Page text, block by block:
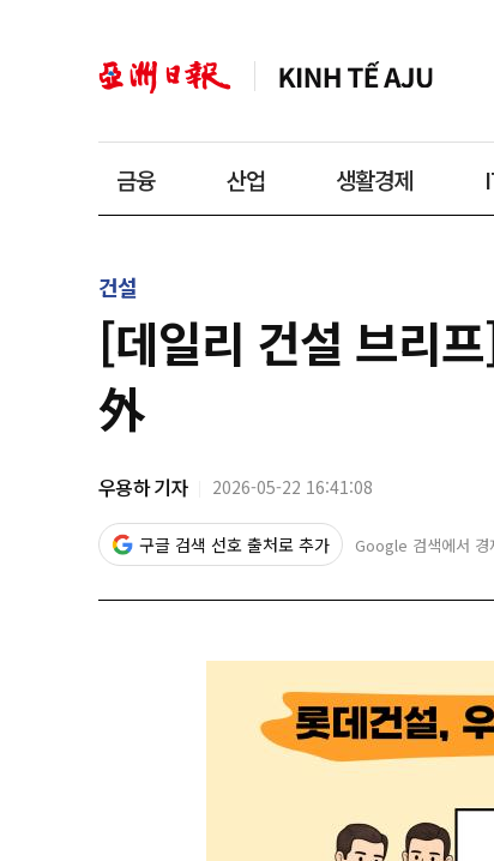
금융 산업 생활경제
건설
[데일리 건설 브리
外
우용하 기자 2026-05-22 16:41:08
구글 검색 선호 출처로 추가 Google 검색에서 경